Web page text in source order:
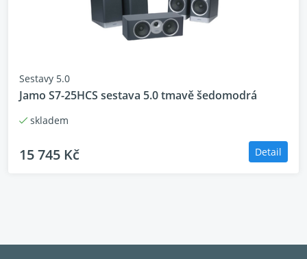
Sestavy 5.0
Jamo S7-25HCS sestava 5.0 tmavě šedomodrá
skladem
15 745 Kč Detail